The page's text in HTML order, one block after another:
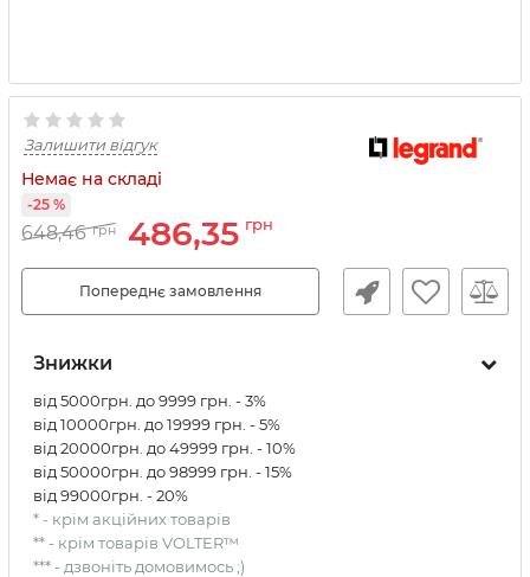
Залишити відгук
Немає на складі
648,46 грн 486,35 грн
-25 %
Попереднє замовлення
Знижки
від 5000грн. до 9999 грн. - 3%
від 10000грн. до 19999 грн. - 5%
від 20000грн. до 49999 грн. - 10%
від 50000грн. до 98999 грн. - 15%
від 99000грн. - 20%
* - крім акційних товарів
** - крім товарів VOLTER™
*** - дзвоніть домовимось ;)